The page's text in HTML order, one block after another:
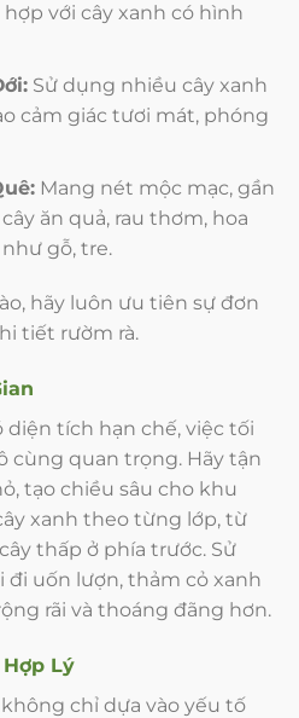
với cây xanh có hình
Sử dụng nhiều cây xanh
cảm giác tươi mát, phóng
Mang nét mộc mạc, gần
ăn quả, rau thơm, hoa
gỗ, tre.
hãy luôn ưu tiên sự đơn
tiết rườm rà.
tích hạn chế, việc tối
cùng quan trọng. Hãy tận
tạo chiều sâu cho khu
xanh theo từng lớp, từ
thấp ở phía trước. Sử
uốn lượn, thảm cỏ xanh
rãi và thoáng đãng hơn.
Hợp Lý
chỉ dựa vào yếu tố